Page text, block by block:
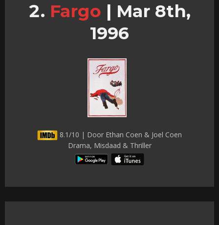
Fargo | Mar 8th,
1996
8.1/10 | Door Ethan Coen & Joel Coen
Drama, Misdaad & Thriller